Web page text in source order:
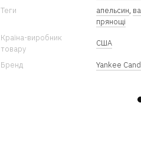
Теги
апельсин,
прянощі
Країна-виробник
товару
США
Бренд Yankee